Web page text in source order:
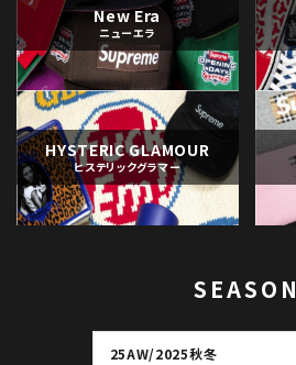
New Era
ニューエラ
HYSTERIC GLAMOUR
ヒステリックグラマー
SEASON
25AW/2025秋冬